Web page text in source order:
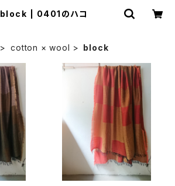
block | 0401のハコ
cotton × wool block